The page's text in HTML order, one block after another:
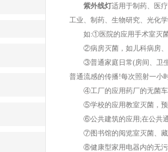
紫外线灯适用于制药、医
工业、制药、生物研究、光化
如:①医院的应用手术室灭菌
②病房灭菌，如儿科病房、
③普通家庭日常(房间、卫生
普通流感的传播!每次照射一小
④工厂的应用药厂的无菌车
⑤学校的应用教室灭菌，预
⑥公共建筑的应用;在公共通
⑦图书馆的阅览室灭菌、藏
⑧健康型家用电器内的无污